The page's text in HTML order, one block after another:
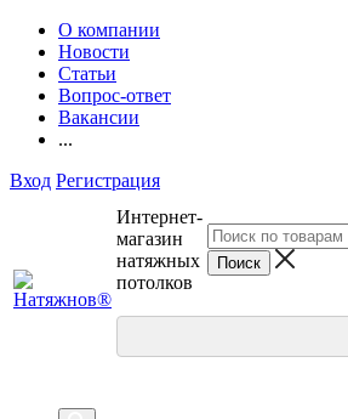
О компании
Новости
Статьи
Вопрос-ответ
Вакансии
...
Вход Регистрация
Интернет-
магазин
натяжных
потолков